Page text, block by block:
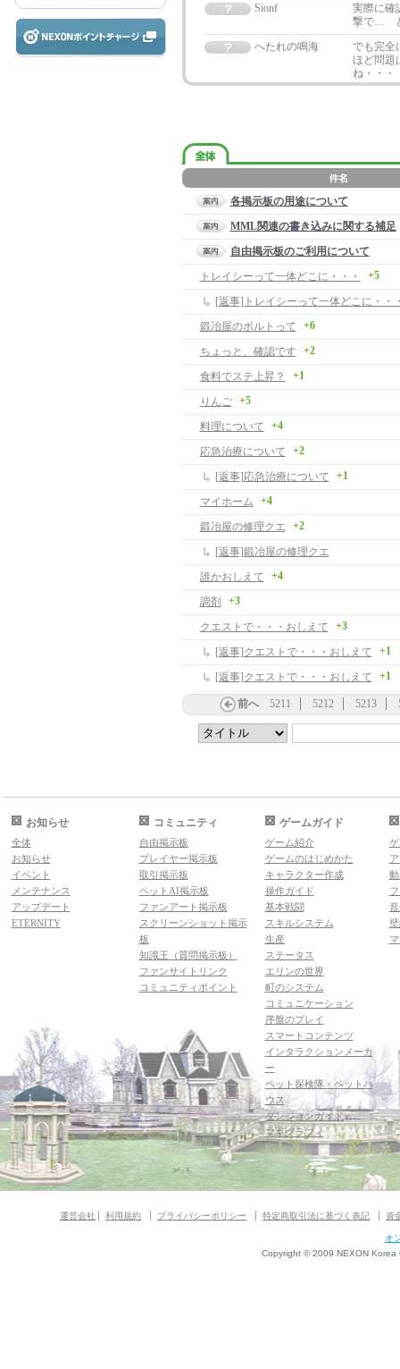
Sionf
実際に確
撃で…
へたれの鳴海
でも完全
ほど問題
ね・・・
各掲示板の用途について
MML関連の書き込みに関する補足
自由掲示板のご利用について
トレイシーって一体どこに・・・
+5
[返事]トレイシーって一体どこに・・
鍛冶屋のボルトって
+6
ちょっと、確認です +2
食料でステ上昇？ +1
りんご +5
料理について +4
応急治療について +2
[返事]応急治療について +1
マイホーム +4
鍛冶屋の修理クエ +2
[返事]鍛冶屋の修理クエ
誰かおしえて
+4
調剤 +3
クエストで・・・おしえて +3
[返事]クエストで・・・おしえて +1
[返事]クエストで・・・おしえて +1
前へ 5211 5212 5213
お知らせ
全体
お知らせ
イベント
メンテナンス
アップデート
ETERNITY
コミュニティ
自由掲示板
プレイヤー掲示板
取引掲示板
ペットAI掲示板
ファンアート掲示板
スクリーンショット掲示
板
知識王（質問掲示板）
ファンサイトリンク
コミュニティポイント
ゲームガイド
ゲーム紹介
ゲームのはじめかた
キャラクター作成
操作ガイド
基本戦闘
スキルシステム
生産
ステータス
エリンの世界
町のシステム
コミュニケーション
序盤のプレイ
スマートコンテンツ
インタラクションメーカ
ー
ペット探検隊・ペットハ
ウス
ダンジョンガイド
マギグラフィ
運営会社 利用規約 プライバシーポリシー 特定商取引法に基づく表記 資
オ
Copyright © 2009 NEXON Korea